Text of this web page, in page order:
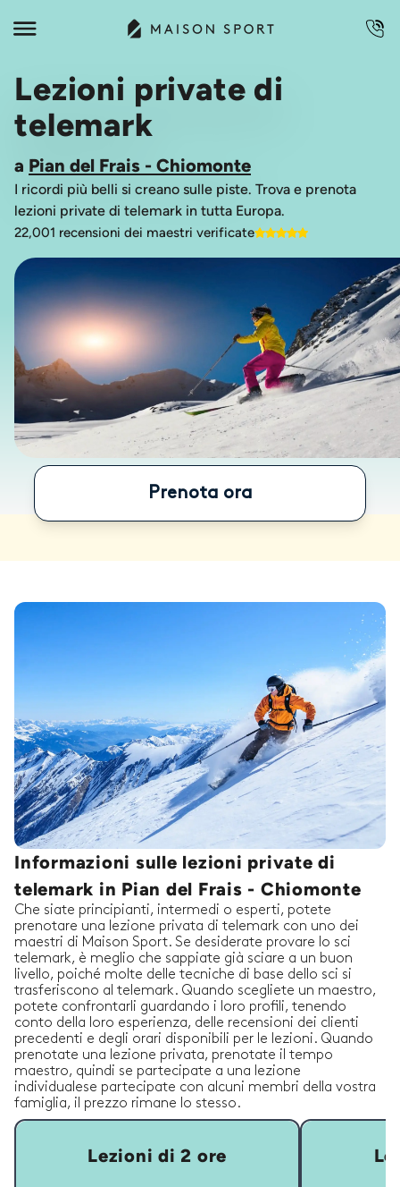
Lezioni private di
telemark
a Pian del Frais - Chiomonte
I ricordi più belli si creano sulle piste. Trova e prenota
lezioni private di telemark in tutta Europa.
22,001 recensioni dei maestri verificate
Prenota ora
Informazioni sulle lezioni private di
telemark in Pian del Frais - Chiomonte
Che siate principianti, intermedi o esperti, potete
prenotare una lezione privata di telemark con uno dei
maestri di Maison Sport. Se desiderate provare lo sci
telemark, è meglio che sappiate già sciare a un buon
livello, poiché molte delle tecniche di base dello sci si
trasferiscono al telemark. Quando scegliete un maestro,
potete confrontarli guardando i loro profili, tenendo
conto della loro esperienza, delle recensioni dei clienti
precedenti e degli orari disponibili per le lezioni. Quando
prenotate una lezione privata, prenotate il tempo
maestro, quindi se partecipate a una lezione
individualese partecipate con alcuni membri della vostra
famiglia, il prezzo rimane lo stesso.
Lezioni di 2 ore